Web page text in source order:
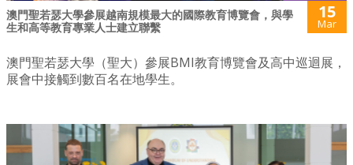
澳門聖若瑟大學參展越南規模最大的國際教育博覽會，與學
生和高等教育專業人士建立聯繫
15
Mar
澳門聖若瑟大學（聖大）參展BMI教育博覽會及高中巡迴展，
展會中接觸到數百名在地學生。